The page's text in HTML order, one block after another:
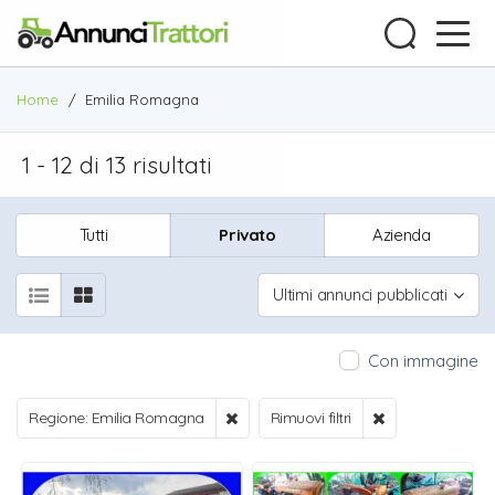
Home / Emilia Romagna
1 - 12 di 13 risultati
Tutti Privato Azienda
Ultimi annunci pubblicati
Con immagine
Regione: Emilia Romagna Rimuovi filtri